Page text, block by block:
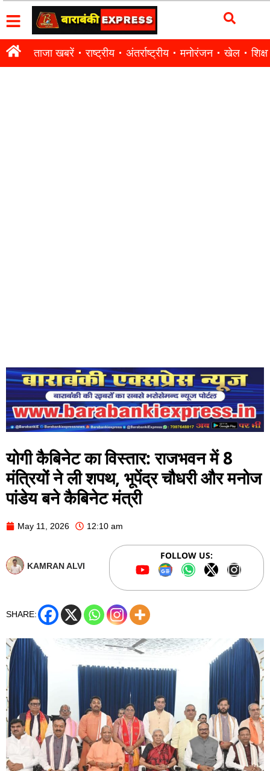
ताजा खबरें राष्ट्रीय अंतर्राष्ट्रीय मनोरंजन खेल शिक्षा
योगी कैबिनेट का विस्तार: राजभवन में 8
मंत्रियों ने ली शपथ, भूपेंद्र चौधरी और मनोज
पांडेय बने कैबिनेट मंत्री
May 11, 2026 12:10 am
KAMRAN ALVI
FOLLOW US:
SHARE: